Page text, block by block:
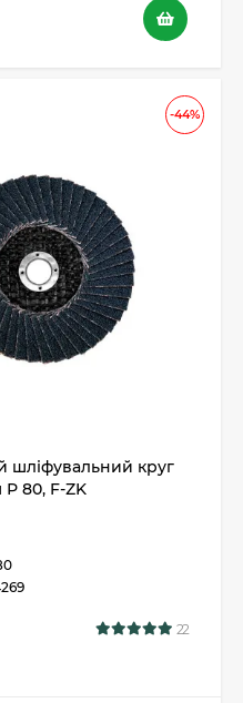
-44%
шліфувальний круг
80, F-ZK
22